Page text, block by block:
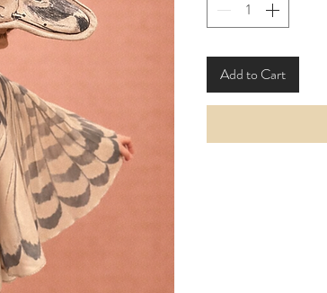
Add to Cart